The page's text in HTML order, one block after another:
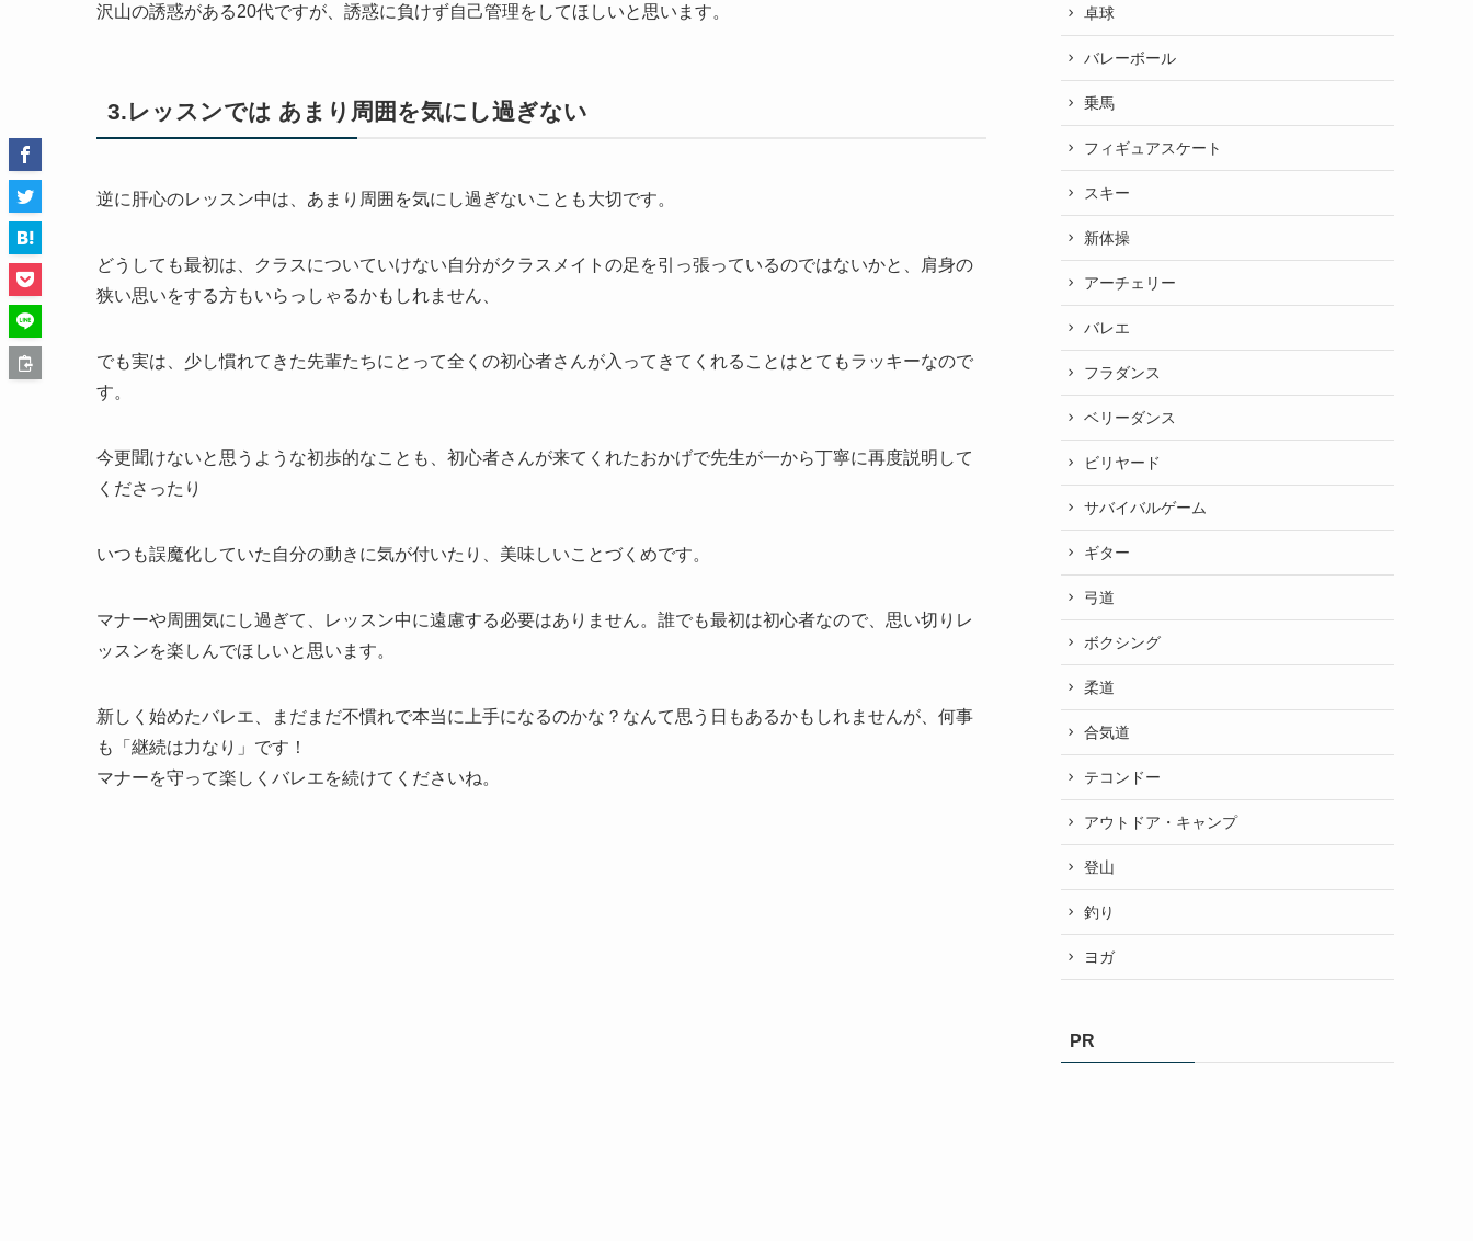
沢山の誘惑がある20代ですが、誘惑に負けず自己管理をしてほしいと思います。
3.レッスンでは あまり周囲を気にし過ぎない
逆に肝心のレッスン中は、あまり周囲を気にし過ぎないことも大切です。
どうしても最初は、クラスについていけない自分がクラスメイトの足を引っ張っているのではないかと、肩身の
狭い思いをする方もいらっしゃるかもしれません、
でも実は、少し慣れてきた先輩たちにとって全くの初心者さんが入ってきてくれることはとてもラッキーなので
す。
今更聞けないと思うような初歩的なことも、初心者さんが来てくれたおかげで先生が一から丁寧に再度説明して
くださったり
いつも誤魔化していた自分の動きに気が付いたり、美味しいことづくめです。
マナーや周囲気にし過ぎて、レッスン中に遠慮する必要はありません。誰でも最初は初心者なので、思い切りレ
ッスンを楽しんでほしいと思います。
新しく始めたバレエ、まだまだ不慣れで本当に上手になるのかな？なんて思う日もあるかもしれませんが、何事
も「継続は力なり」です！
マナーを守って楽しくバレエを続けてくださいね。
卓球
バレーボール
乗馬
フィギュアスケート
スキー
新体操
アーチェリー
バレエ
フラダンス
ベリーダンス
ビリヤード
サバイバルゲーム
ギター
弓道
ボクシング
柔道
合気道
テコンドー
アウトドア・キャンプ
登山
釣り
ヨガ
PR